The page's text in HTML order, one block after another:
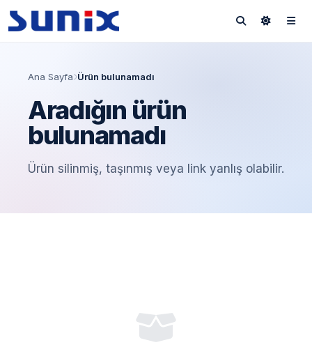
Ana Sayfa Ürün bulunamadı
Aradığın ürün
bulunamadı
Ürün silinmiş, taşınmış veya link yanlış olabilir.